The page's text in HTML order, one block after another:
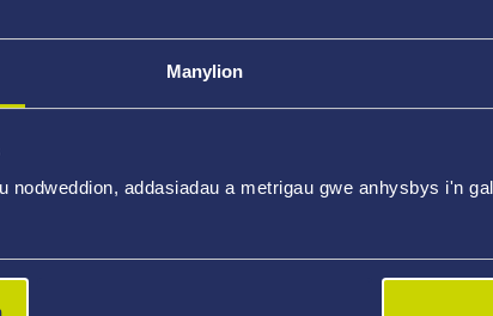
Manylion
nodweddion, addasiadau a metrigau gwe anhysbys i'n
CYMORTH CYNHWYSOL I